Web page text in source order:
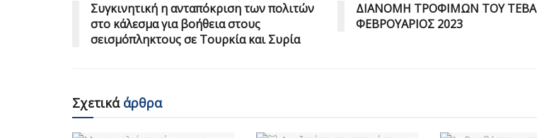
Συγκινητική η ανταπόκριση των πολιτών
στο κάλεσμα για βοήθεια στους
σεισμόπληκτους σε Τουρκία και Συρία
ΔΙΑΝΟΜΗ ΤΡΟΦΙΜΩΝ ΤΟΥ ΤΕΒΑ
ΦΕΒΡΟΥΑΡΙΟΣ 2023
Σχετικάάρθρα